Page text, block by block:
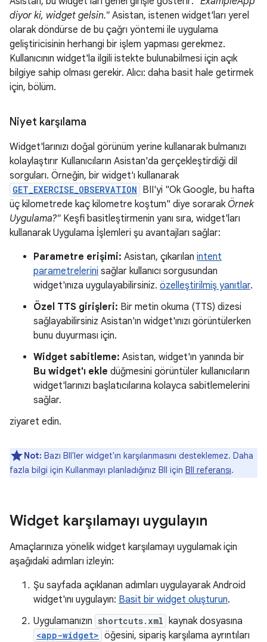
diyor ki, widget gelsin." Asistan, istenen widget'ları yerel
olarak döndürse de bu çağrı yöntemi ile uygulama
geliştiricisinin herhangi bir işlem yapması gerekmez.
Kullanıcının widget'la ilgili istekte bulunabilmesi için açık
bilgiye sahip olması gerekir. Alıcı: daha basit hale getirmek
için, bölüm.
Niyet karşılama
Widget'larınızı doğal görünüm yerine kullanarak bulmanızı
kolaylaştırır Kullanıcıların Asistan'da gerçekleştirdiği dil
sorguları. Örneğin, bir widget'ı kullanarak
GET_EXERCISE_OBSERVATION BII'yi "Ok Google, bu hafta
üç kilometrede kaç kilometre koştum" diye sorarak Örnek
Uygulama?" Keşfi basitleştirmenin yanı sıra, widget'ları
kullanarak Uygulama İşlemleri şu avantajları sağlar:
Parametre erişimi: Asistan, çıkarılan intent
parametrelerini sağlar kullanıcı sorgusundan
widget'ınıza uygulayabilirsiniz. özelleştirilmiş yanıtlar.
Özel TTS girişleri: Bir metin okuma (TTS) dizesi
sağlayabilirsiniz Asistan'ın widget'ınızı görüntülerken
bunu duyurması için.
Widget sabitleme: Asistan, widget'ın yanında bir
Bu widget'ı ekle düğmesini görüntüler kullanıcıların
widget'larınızı başlatıcılarına kolayca sabitlemelerini
sağlar.
ziyaret edin.
Not: Bazı BII'ler widget'ın karşılanmasını desteklemez. Daha
fazla bilgi için Kullanmayı planladığınız BII için BII referansı.
Widget karşılamayı uygulayın
Amaçlarınıza yönelik widget karşılamayı uygulamak için
aşağıdaki adımları izleyin:
Şu sayfada açıklanan adımları uygulayarak Android
widget'ını uygulayın: Basit bir widget oluşturun.
Uygulamanızın shortcuts.xml kaynak dosyasına
<app-widget> öğesini, sipariş karşılama ayrıntıları